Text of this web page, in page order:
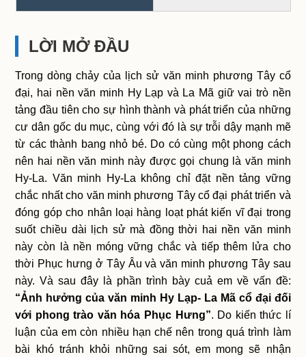
LỜI MỞ ĐẦU
Trong dòng chảy của lịch sử văn minh phương Tây cổ
đại, hai nền văn minh Hy Lạp và La Mã giữ vai trò nền
tảng đầu tiên cho sự hình thành và phát triển của những
cư dân gốc du mục, cùng với đó là sự trỗi dậy mạnh mẽ
từ các thành bang nhỏ bé. Do có cùng một phong cách
nên hai nền văn minh này được gọi chung là văn minh
Hy-La. Văn minh Hy-La không chỉ đặt nền tảng vững
chắc nhất cho văn minh phương Tây cổ đại phát triển và
đóng góp cho nhân loại hàng loạt phát kiến vĩ đại trong
suốt chiều dài lịch sử mà đồng thời hai nền văn minh
này còn là nền móng vững chắc và tiếp thêm lửa cho
thời Phục hưng ở Tây Âu và văn minh phương Tây sau
này. Và sau đây là phần trình bày cuả em về vấn đề:
“Ảnh hưởng của văn minh Hy Lạp- La Mã cổ đại đối
với phong trào văn hóa Phục Hưng”. Do kiến thức lí
luận của em còn nhiều hạn chế nên trong quá trình làm
bài khó tránh khỏi những sai sót, em mong sẽ nhận